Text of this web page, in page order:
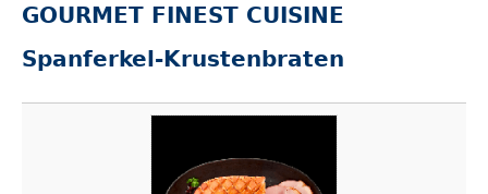
GOURMET FINEST CUISINE
Spanferkel-Krustenbraten